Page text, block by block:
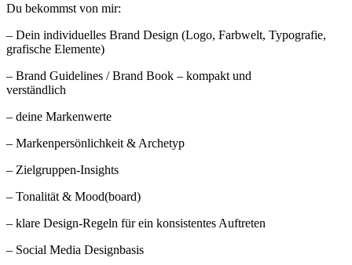
Du bekommst von mir:
– Dein individuelles Brand Design (Logo, Farbwelt, Typografie,
grafische Elemente)
– Brand Guidelines / Brand Book – kompakt und
verständlich
– deine Markenwerte
– Markenpersönlichkeit & Archetyp
– Zielgruppen-Insights
– Tonalität & Mood(board)
– klare Design-Regeln für ein konsistentes Auftreten
– Social Media Designbasis